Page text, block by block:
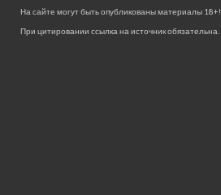
На сайте могут быть опубликованы материалы 18+!
При цитировании ссылка на источник обязательна.